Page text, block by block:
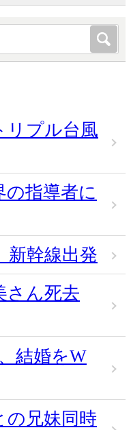
リプル台風
の指導者に
新幹線出発
さん死去
結婚をW
の兄妹同時